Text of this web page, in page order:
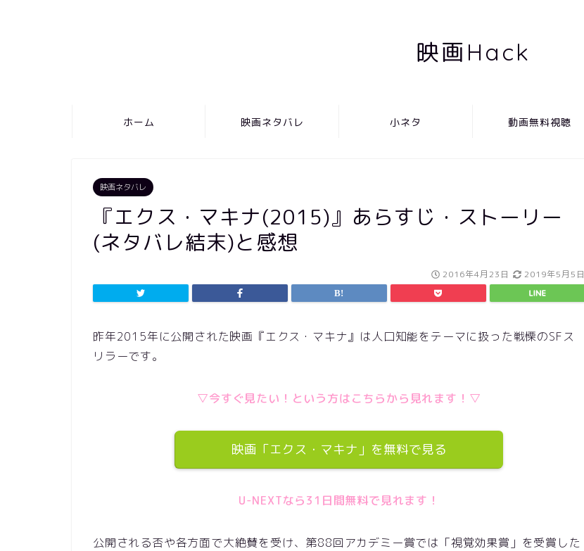
映画Hack
ホーム 映画ネタバレ 小ネタ 動画無料視聴
映画ネタバレ
『エクス・マキナ(2015)』あらすじ・ストーリー
(ネタバレ結末)と感想
2016年4月23日 2019年5月5日
昨年2015年に公開された映画『エクス・マキナ』は人口知能をテーマに扱った戦慄のSFス
リラーです。
▽今すぐ見たい！という方はこちらから見れます！▽
映画「エクス・マキナ」を無料で見る
U-NEXTなら31日間無料で見れます！
公開される否や各方面で大絶賛を受け、第88回アカデミー賞では「視覚効果賞」を受賞した